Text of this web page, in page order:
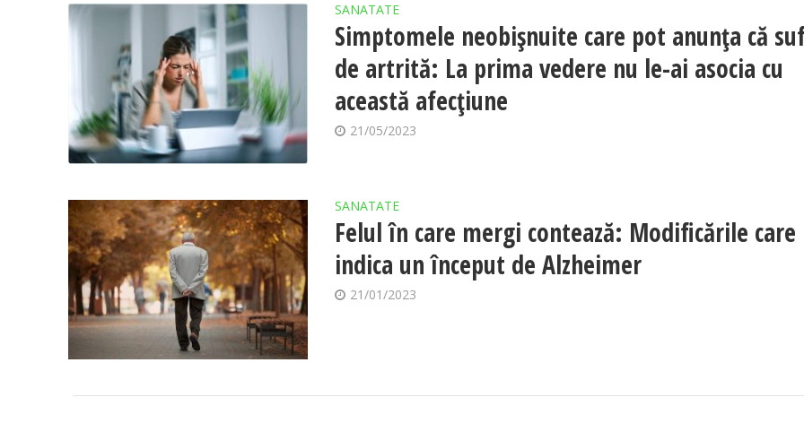
SANATATE
Simptomele neobișnuite care pot anunța că
de artrită: La prima vedere nu le-ai asocia cu
această afecțiune
21/05/2023
SANATATE
Felul în care mergi contează: Modificările
indica un început de Alzheimer
21/01/2023